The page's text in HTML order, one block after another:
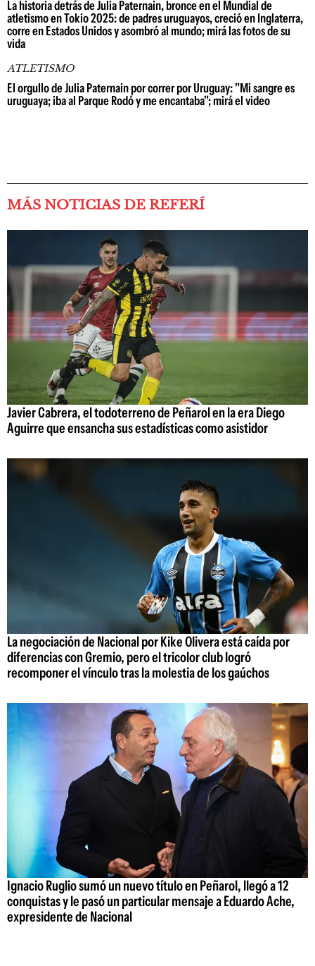
La historia detrás de Julia Paternain, bronce en el Mundial de
atletismo en Tokio 2025: de padres uruguayos, creció en Inglaterra,
corre en Estados Unidos y asombró al mundo; mirá las fotos de su
vida
ATLETISMO
El orgullo de Julia Paternain por correr por Uruguay: "Mi sangre es
uruguaya; iba al Parque Rodó y me encantaba"; mirá el video
MÁS NOTICIAS DE REFERÍ
Javier Cabrera, el todoterreno de Peñarol en la era Diego
Aguirre que ensancha sus estadísticas como asistidor
La negociación de Nacional por Kike Olivera está caída por
diferencias con Gremio, pero el tricolor club logró
recomponer el vínculo tras la molestia de los gaúchos
Ignacio Ruglio sumó un nuevo título en Peñarol, llegó a 12
conquistas y le pasó un particular mensaje a Eduardo Ache,
expresidente de Nacional